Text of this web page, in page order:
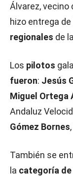
Álvarez, vecino
hizo entrega de
regionales de
Los pilotos
fueron: Jesús
Miguel Ortega
Andaluz
Gómez Bornes
También se
la categoría de